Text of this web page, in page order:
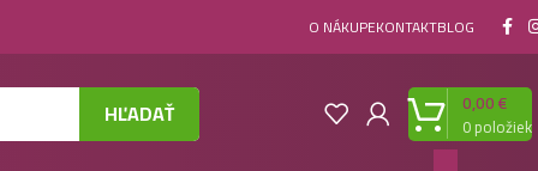
O NÁKUPEKONTAKTBLOG
HĽADAŤ 0položiek
0,00€